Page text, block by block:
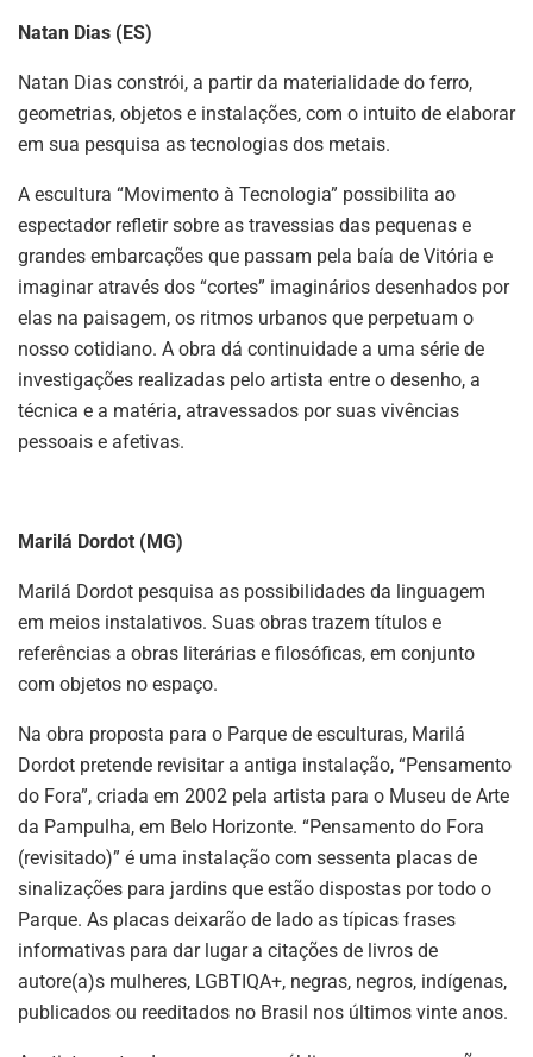
Natan Dias (ES)
Natan Dias constrói, a partir da materialidade do ferro,
geometrias, objetos e instalações, com o intuito de elaborar
em sua pesquisa as tecnologias dos metais.
A escultura “Movimento à Tecnologia” possibilita ao
espectador refletir sobre as travessias das pequenas e
grandes embarcações que passam pela baía de Vitória e
imaginar através dos “cortes” imaginários desenhados por
elas na paisagem, os ritmos urbanos que perpetuam o
nosso cotidiano. A obra dá continuidade a uma série de
investigações realizadas pelo artista entre o desenho, a
técnica e a matéria, atravessados por suas vivências
pessoais e afetivas.
Marilá Dordot (MG)
Marilá Dordot pesquisa as possibilidades da linguagem
em meios instalativos. Suas obras trazem títulos e
referências a obras literárias e filosóficas, em conjunto
com objetos no espaço.
Na obra proposta para o Parque de esculturas, Marilá
Dordot pretende revisitar a antiga instalação, “Pensamento
do Fora”, criada em 2002 pela artista para o Museu de Arte
da Pampulha, em Belo Horizonte. “Pensamento do Fora
(revisitado)” é uma instalação com sessenta placas de
sinalizações para jardins que estão dispostas por todo o
Parque. As placas deixarão de lado as típicas frases
informativas para dar lugar a citações de livros de
autore(a)s mulheres, LGBTIQA+, negras, negros, indígenas,
publicados ou reeditados no Brasil nos últimos vinte anos.